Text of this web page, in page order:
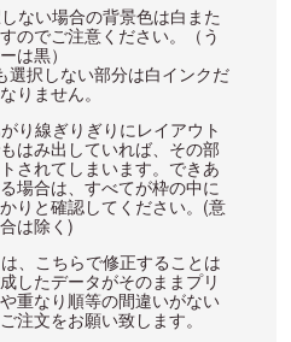
ない場合の背景色は白また
のでご注意ください。（う
は黒）
選択しない部分は白インクだ
りません。
り線ぎりぎりにレイアウト
はみ出していれば、その部
されてしまいます。できあ
場合は、すべてが枠の中に
りと確認してください。(意
は除く)
、こちらで修正することは
したデータがそのままプリ
重なり順等の間違いがない
注文をお願い致します。